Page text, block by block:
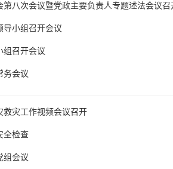
八次会议暨党政主要负责人专题述法会议召
导小组召开会议
组召开会议
务会议
救灾工作视频会议召开
全检查
组会议